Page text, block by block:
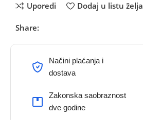
Uporedi Dodaj u listu želja
Share:
Načini plaćanja i
dostava
Zakonska saobraznost
dve godine